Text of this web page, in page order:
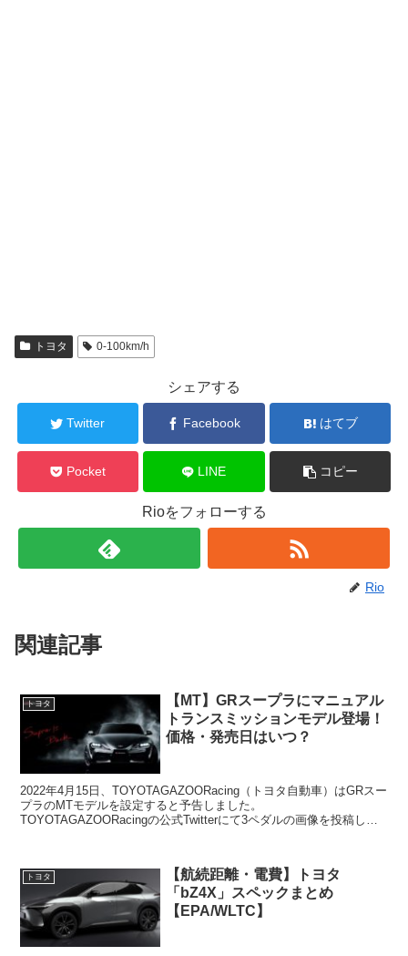
トヨタ 0-100km/h
シェアする
Twitter Facebook はてブ
Pocket LINE コピー
Rioをフォローする
Rio
関連記事
トヨタ
【MT】GRスープラにマニュアル
トランスミッションモデル登場！
価格・発売日はいつ？
2022年4月15日、TOYOTAGAZOORacing（トヨタ自動車）はGRスー
プラのMTモデルを設定すると予告しました。
TOYOTAGAZOORacingの公式Twitterにて3ペダルの画像を投稿して
トヨタ
【航続距離・電費】トヨタ
「bZ4X」スペックまとめ
【EPA/WLTC】